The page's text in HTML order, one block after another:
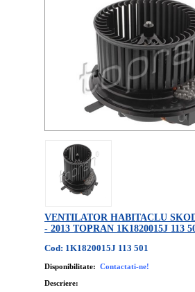
VENTILATOR HABITACLU
- 2013 TOPRAN 1K1820015J 113
Cod: 1K1820015J 113 501
Disponibilitate: Contactati-ne!
Descriere: